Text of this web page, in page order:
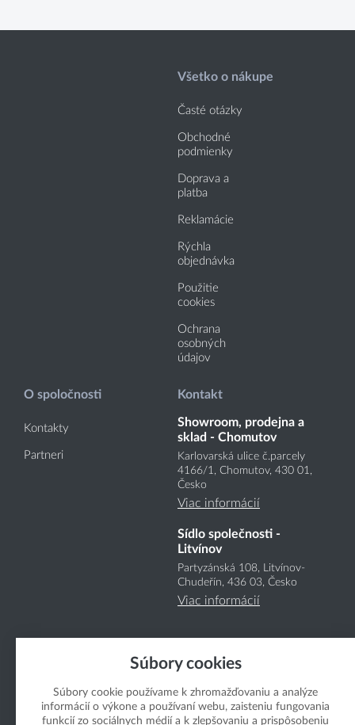
Všetko o nákupe
Časté otázky
Obchodné
podmienky
Doprava a
platba
Reklamácie
Rýchla
objednávka
Použitie
cookies
Ochrana
osobných
údajov
O spoločnosti
Kontakty
Partneri
Kontakt
Showroom, prodejna a
sklad - Chomutov
Karlovarská ulice č.parcely
4166/1, Chomutov, 430 01,
Česko
Viac informácií
Sídlo společnosti -
Litvínov
Partyzánská 108, Litvínov-
Chudeřín, 436 03, Česko
Viac informácií
Copyright Boukal.SK 2026
Súbory cookies
Súbory cookie používame k zhromažďovaniu a analýze
informácií o výkone a používaní webu, zaisteniu fungovania
funkcií zo sociálnych médií a k zlepšovaniu a prispôsobeniu